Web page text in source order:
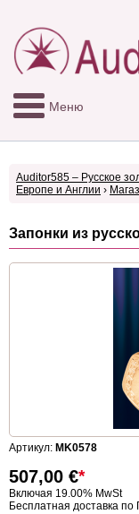
Меню
Auditor585 – Русское
Европе и Англии ›
Запонки из
Артикул: MK0578
507,00 €*
Включая 19.00% MwSt
Бесплатная доставка по